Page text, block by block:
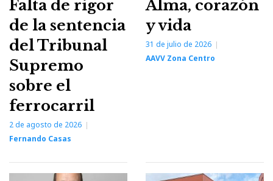
Falta de rigor
de la sentencia
del Tribunal
Supremo
sobre el
ferrocarril
2 de agosto de 2026
Fernando Casas
Alma, corazón
y vida
31 de julio de 2026
AAVV Zona Centro